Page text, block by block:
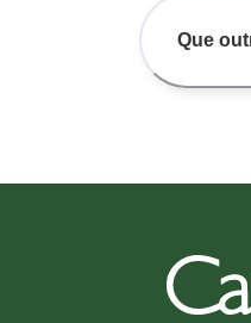
Que